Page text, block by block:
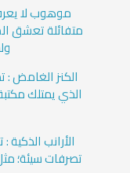
موهوب لا
متفائلة تعشق
الكنز الغامض
الذي يمتلك
الأرانب
تصرفات سيئة؛